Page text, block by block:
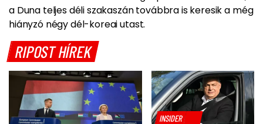
a Duna teljes déli szakaszán továbbra iskeresika még
hiányzó négy dél-koreai utast.
RIPOST HÍREK
INSIDER